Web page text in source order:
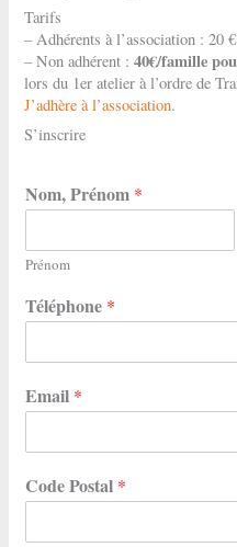
Tarifs
– Adhérents à l’association : 20 €
– Non adhérent :40€/famille
lors du 1er atelier à l’ordre de
J’adhère à l’association.
S’inscrire
Nom, Prénom *
Prénom
Téléphone *
Email *
Code Postal *